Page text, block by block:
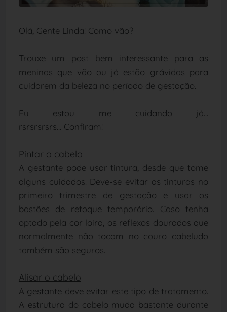
Olá, Gente Linda! Como vão?
Trouxe um post bem interessante para as
meninas que vão ou já estão grávidas para
cuidarem da beleza no período de gestação.
Eu estou me cuidando já...
rsrsrsrsrs... Confiram!
Pintar o cabelo
A gestante pode usar tintura, desde que tome
alguns cuidados. Deve-se evitar as tinturas no
primeiro trimestre de gestação e usar os
bastões de retoque temporário. Caso tenha
optado pela cor loira, os reflexos dourados que
normalmente não tocam no couro cabeludo
também são seguros.
Alisar o cabelo
A gestante deve evitar este tipo de tratamento.
A estrutura do cabelo muda bastante durante